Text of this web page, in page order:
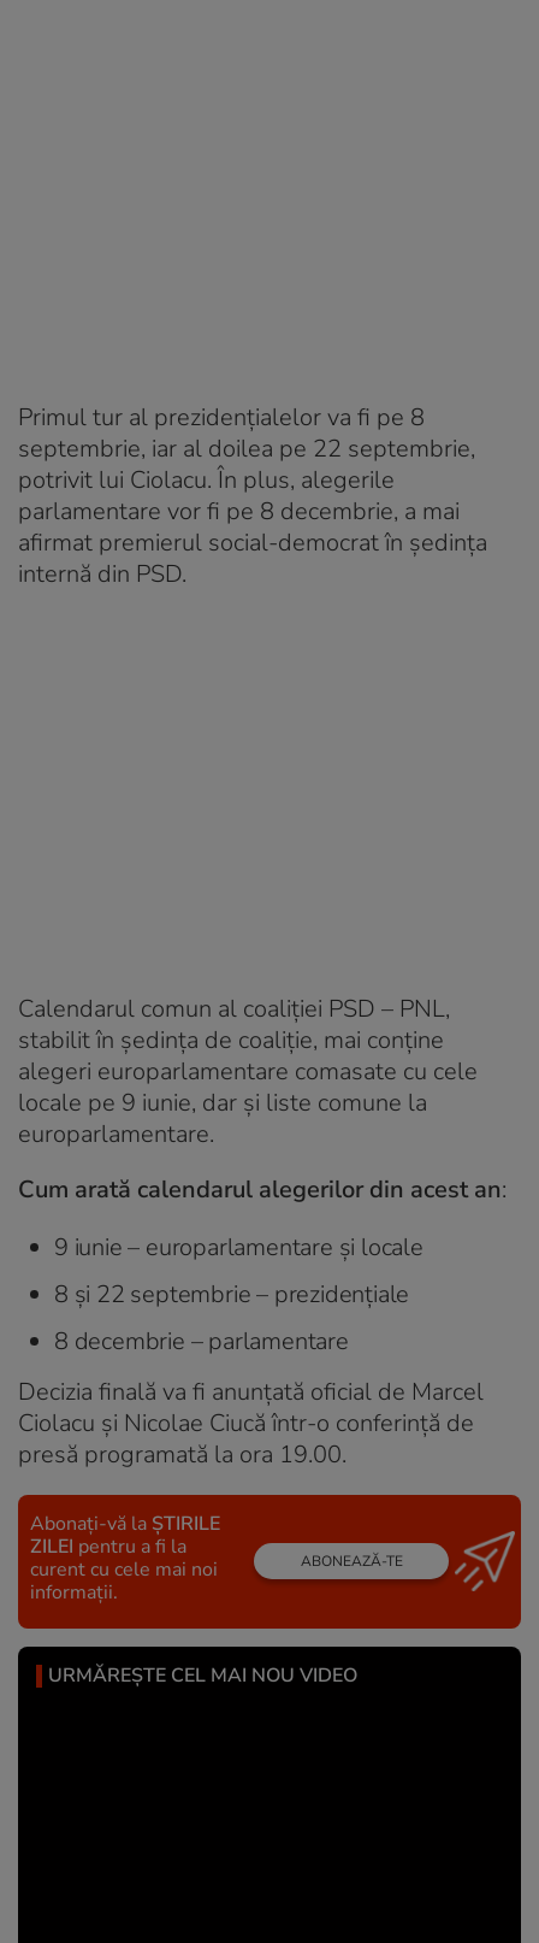
Primul tur al prezidențialelor va fi pe 8
septembrie, iar al doilea pe 22 septembrie,
potrivit lui Ciolacu. În plus, alegerile
parlamentare vor fi pe 8 decembrie, a mai
afirmat premierul social-democrat în ședința
internă din PSD.
Calendarul comun al coaliției PSD – PNL,
stabilit în ședința de coaliție, mai conține
alegeri europarlamentare comasate cu cele
locale pe 9 iunie, dar și liste comune la
europarlamentare.
Cum arată calendarul alegerilor din acest an:
9 iunie – europarlamentare și locale
8 și 22 septembrie – prezidențiale
8 decembrie – parlamentare
Decizia finală va fi anunțată oficial de Marcel
Ciolacu și Nicolae Ciucă într-o conferință de
presă programată la ora 19.00.
Abonați-vă la ȘTIRILE
ZILEI pentru a fi la
curent cu cele mai noi
informații.
ABONEAZĂ-TE
URMĂREȘTE CEL MAI NOU VIDEO